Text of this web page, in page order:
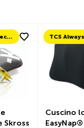
Offerta speciale
Skross
Cuscino
EasyNap®